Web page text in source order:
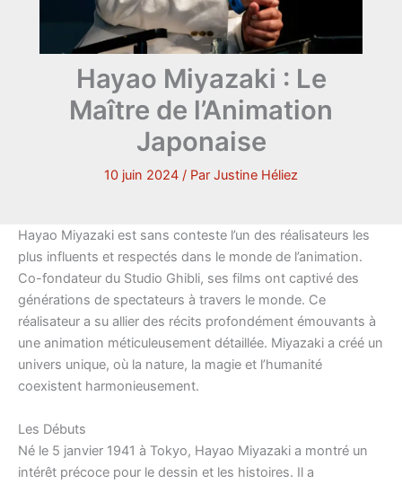
Hayao Miyazaki : Le
Maître de l’Animation
Japonaise
10 juin 2024 / Par Justine Héliez
Hayao Miyazaki est sans conteste l’un des réalisateurs les
plus influents et respectés dans le monde de l’animation.
Co-fondateur du Studio Ghibli, ses films ont captivé des
générations de spectateurs à travers le monde. Ce
réalisateur a su allier des récits profondément émouvants à
une animation méticuleusement détaillée. Miyazaki a créé un
univers unique, où la nature, la magie et l’humanité
coexistent harmonieusement.
Les Débuts
Né le 5 janvier 1941 à Tokyo, Hayao Miyazaki a montré un
intérêt précoce pour le dessin et les histoires. Il a